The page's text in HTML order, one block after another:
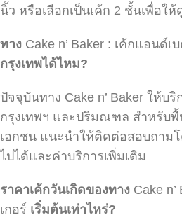
นิ้ว หรือเลือกเป็นเค้ก 2 ชั้นเพื่อใ
ทาง Cake n’ Baker : เค้กแอนด์เ
กรุงเทพได้ไหม?
ปัจจุบันทาง Cake n’ Baker ให้บ
กรุงเทพฯ และปริมณฑล สำหรับ
เอกชน แนะนำให้ติดต่อสอบถาม
ไปได้และค่าบริการเพิ่มเติม
ราคาเค้กวันเกิดของทาง Cake
เกอร์ เริ่มต้นเท่าไหร่?